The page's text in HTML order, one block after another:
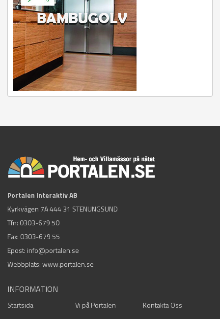
Portalen Interaktiv AB
Kyrkvägen 7A 444 31 STENUNGSUND
Tfn: 0303-679 50
Fax: 0303-679 55
Epost: info@portalen.se
Webbplats: www.portalen.se
INFORMATION
Startsida Vi på Portalen
Kontakta Oss